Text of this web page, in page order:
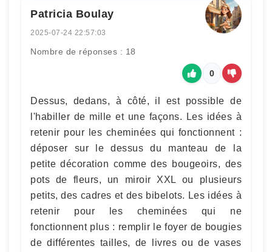
Patricia Boulay
2025-07-24 22:57:03
Nombre de réponses : 18
0
Dessus, dedans, à côté, il est possible de
l'habiller de mille et une façons. Les idées à
retenir pour les cheminées qui fonctionnent :
déposer sur le dessus du manteau de la
petite décoration comme des bougeoirs, des
pots de fleurs, un miroir XXL ou plusieurs
petits, des cadres et des bibelots. Les idées à
retenir pour les cheminées qui ne
fonctionnent plus : remplir le foyer de bougies
de différentes tailles, de livres ou de vases